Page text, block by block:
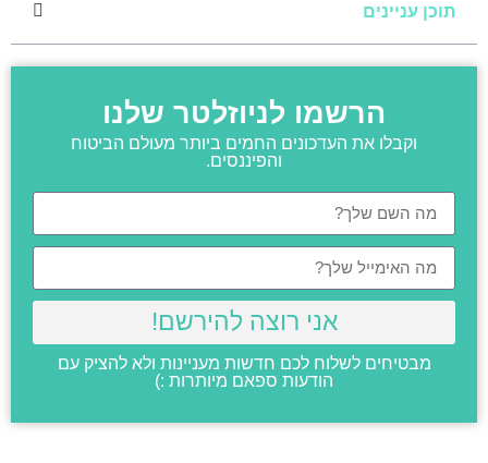
תוכן עניינים
הרשמו לניוזלטר שלנו
וקבלו את העדכונים החמים ביותר מעולם הביטוח
והפיננסים.
אני רוצה להירשם!
מבטיחים לשלוח לכם חדשות מעניינות ולא להציק עם
הודעות ספאם מיותרות :)